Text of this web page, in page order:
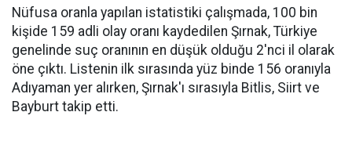
​Nüfusa oranla yapılan istatistiki çalışmada, 100 bin
kişide 159 adli olay oranı kaydedilen Şırnak, Türkiye
genelinde suç oranının en düşük olduğu 2'nci il olarak
öne çıktı. Listenin ilk sırasında yüz binde 156 oranıyla
Adıyaman yer alırken, Şırnak'ı sırasıyla Bitlis, Siirt ve
Bayburt takip etti.